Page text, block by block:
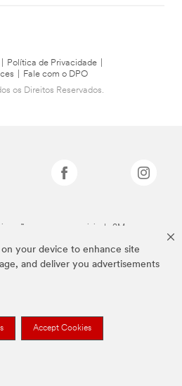
your device to enhance site
and deliver you advertisements
Accept Cookies
Política de Privacidade
Fale com o DPO
os Direitos Reservados.
são marcas comerciais da 3M.